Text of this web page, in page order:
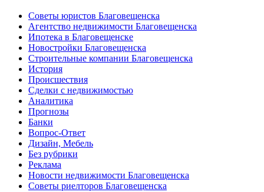
Советы юристов Благовещенска
Агентство недвижимости Благовещенска
Ипотека в Благовещенске
Новостройки Благовещенска
Строительные компании Благовещенска
История
Происшествия
Сделки с недвижимостью
Аналитика
Прогнозы
Банки
Вопрос-Ответ
Дизайн, Мебель
Без рубрики
Реклама
Новости недвижимости Благовещенска
Советы риелторов Благовещенска